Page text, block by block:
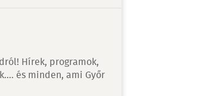
Hírek, programok,
és minden, ami Győr